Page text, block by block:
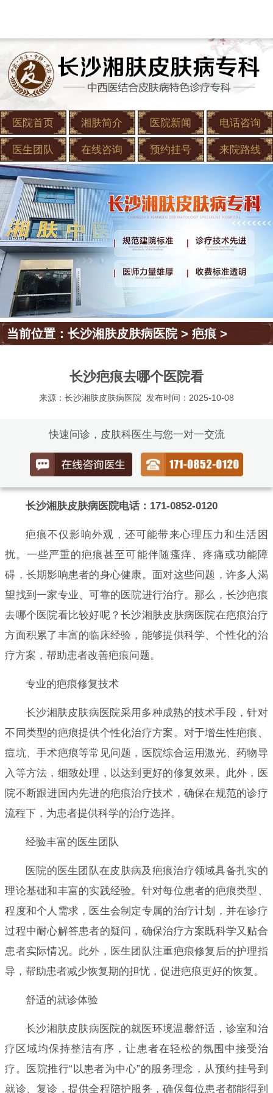
医院首页 湘肤简介 医院新闻 电话咨询
医生团队 在线咨询 预约挂号 来院路线
当前位置：长沙湘肤皮肤病医院>疤痕 >
长沙疤痕去哪个医院看
来源：长沙湘肤皮肤病医院 发布时间：2025-10-08
快速问诊，皮肤科医生与您一对一交流
长沙湘肤皮肤病医院电话：171-0852-0120
疤痕不仅影响外观，还可能带来心理压力和生活困
扰。一些严重的疤痕甚至可能伴随瘙痒、疼痛或功能障
碍，长期影响患者的身心健康。面对这些问题，许多人渴
望找到一家专业、可靠的医院进行治疗。那么，长沙疤痕
去哪个医院看比较好呢？长沙湘肤皮肤病医院在疤痕治疗
方面积累了丰富的临床经验，能够提供科学、个性化的治
疗方案，帮助患者改善疤痕问题。
专业的疤痕修复技术
长沙湘肤皮肤病医院采用多种成熟的技术手段，针对
不同类型的疤痕提供个性化治疗方案。对于增生性疤痕、
痘坑、手术疤痕等常见问题，医院综合运用激光、药物导
入等方法，细致处理，以达到更好的修复效果。此外，医
院不断跟进国内先进的疤痕治疗技术，确保在规范的诊疗
流程下，为患者提供科学的治疗选择。
经验丰富的医生团队
医院的医生团队在皮肤病及疤痕治疗领域具备扎实的
理论基础和丰富的实践经验。针对每位患者的疤痕类型、
程度和个人需求，医生会制定专属的治疗计划，并在诊疗
过程中耐心解答患者的疑问，确保治疗方案既科学又贴合
患者实际情况。此外，医生团队注重疤痕修复后的护理指
导，帮助患者减少恢复期的担忧，促进疤痕更好的恢复。
舒适的就诊体验
长沙湘肤皮肤病医院的就医环境温馨舒适，诊室和治
疗区域均保持整洁有序，让患者在轻松的氛围中接受治
疗。医院推行“以患者为中心”的服务理念，从预约挂号到
就诊、复诊，提供全程陪护服务，确保每位患者都能得到